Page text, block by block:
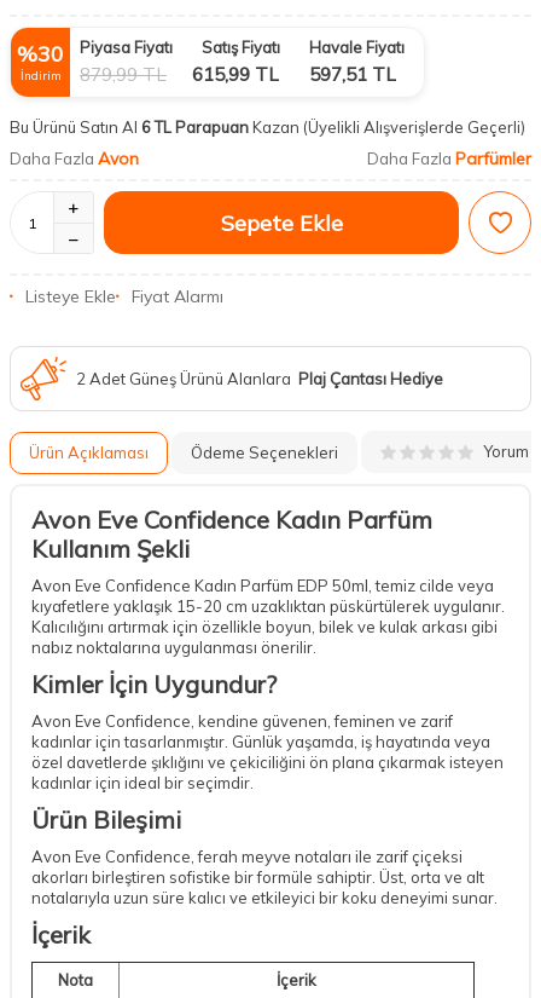
%30
İndirim
Piyasa Fiyatı
879,99TL
Satış Fiyatı
615,99 TL
Havale Fiyatı
597,51 TL
Bu Ürünü Satın Al 6 TL ParapuanKazan (Üyelikli Alışverişlerde Geçerli)
Daha Fazla Avon Daha Fazla Parfümler
Sepete Ekle
Listeye Ekle Fiyat Alarmı
2 Adet Güneş Ürünü Alanlara Plaj Çantası Hediye
Ürün Açıklaması Ödeme Seçenekleri Yorum
Avon Eve Confidence Kadın Parfüm
Kullanım Şekli
Avon Eve Confidence Kadın Parfüm EDP 50ml, temiz cilde veya
kıyafetlere yaklaşık 15-20 cm uzaklıktan püskürtülerek uygulanır.
Kalıcılığını artırmak için özellikle boyun, bilek ve kulak arkası gibi
nabız noktalarına uygulanması önerilir.
Kimler İçin Uygundur?
Avon Eve Confidence, kendine güvenen, feminen ve zarif
kadınlar için tasarlanmıştır. Günlük yaşamda, iş hayatında veya
özel davetlerde şıklığını ve çekiciliğini ön plana çıkarmak isteyen
kadınlar için ideal bir seçimdir.
Ürün Bileşimi
Avon Eve Confidence, ferah meyve notaları ile zarif çiçeksi
akorları birleştiren sofistike bir formüle sahiptir. Üst, orta ve alt
notalarıyla uzun süre kalıcı ve etkileyici bir koku deneyimi sunar.
İçerik
Nota İçerik